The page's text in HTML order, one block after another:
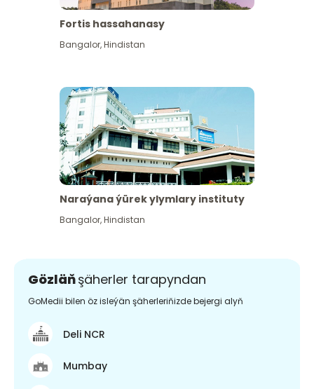
Fortis hassahanasy
Bangalor,Hindistan
Naraýana ýürek ylymlary instituty
Bangalor,Hindistan
Gözläňşäherler tarapyndan
GoMedii bilen öz isleýän şäherleriňizde bejergi alyň
Deli NCR
Mumbay